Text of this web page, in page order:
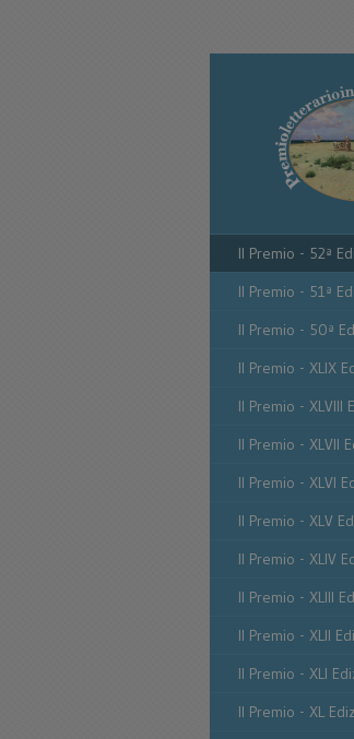
Il Premio - 52ª
Il Premio - 51ª
Il Premio - 50ª
Il Premio - XLIX
Il Premio - XLVIII
Il Premio - XLVII
Il Premio - XLVI
Il Premio - XLV
Il Premio - XLIV
Il Premio - XLIII
Il Premio - XLII
Il Premio - XLI
Il Premio - XL